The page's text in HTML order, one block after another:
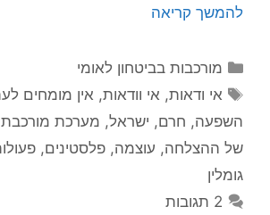
להמשך קריאה
קטגוריות
מורכבות בביטחון לאומי
תגיות
אי ודאות, אי וודאות, אין מומחים
השפעה, חרם, ישראל, מערכת מורכבת
של ההצלחה, עוצמה, פלסטינים,
גומלין
2 תגובות